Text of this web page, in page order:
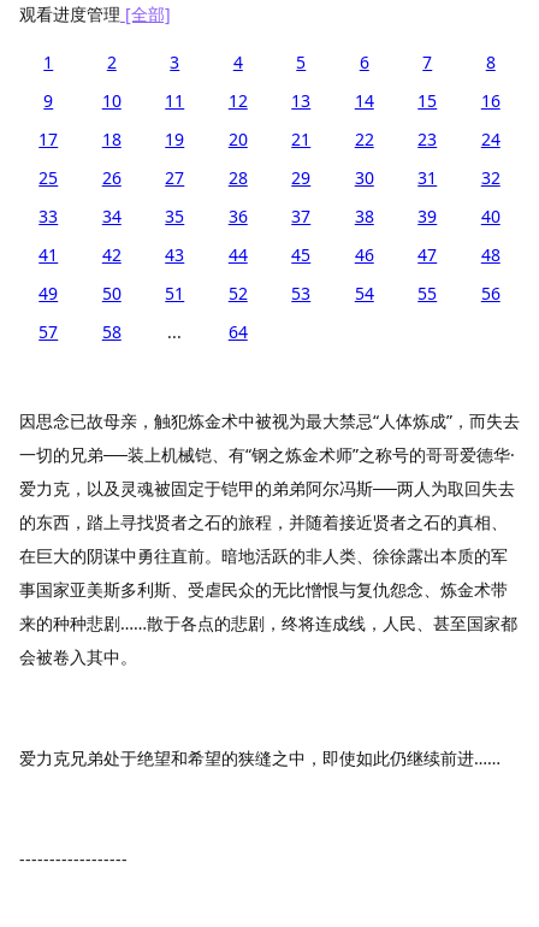
观看进度管理 [全部]
1 2 3 4 5 6 7
8
9
10 11 12 13 14 15
16
17
18 19 20 21 22 23
24
25
26 27 28 29 30 31
32
33
34 35 36 37 38 39
40
41
42 43 44 45 46 47
48
49
50 51 52 53 54 55
56
57
58 ... 64
因思念已故母亲，触犯炼金术中被视为最大禁忌“人体炼成”，而失去
一切的兄弟──装上机械铠、有“钢之炼金术师”之称号的哥哥爱德华·
爱力克，以及灵魂被固定于铠甲的弟弟阿尔冯斯──两人为取回失去
的东西，踏上寻找贤者之石的旅程，并随着接近贤者之石的真相、
在巨大的阴谋中勇往直前。暗地活跃的非人类、徐徐露出本质的军
事国家亚美斯多利斯、受虐民众的无比憎恨与复仇怨念、炼金术带
来的种种悲剧……散于各点的悲剧，终将连成线，人民、甚至国家都
会被卷入其中。
爱力克兄弟处于绝望和希望的狭缝之中，即使如此仍继续前进……
------------------